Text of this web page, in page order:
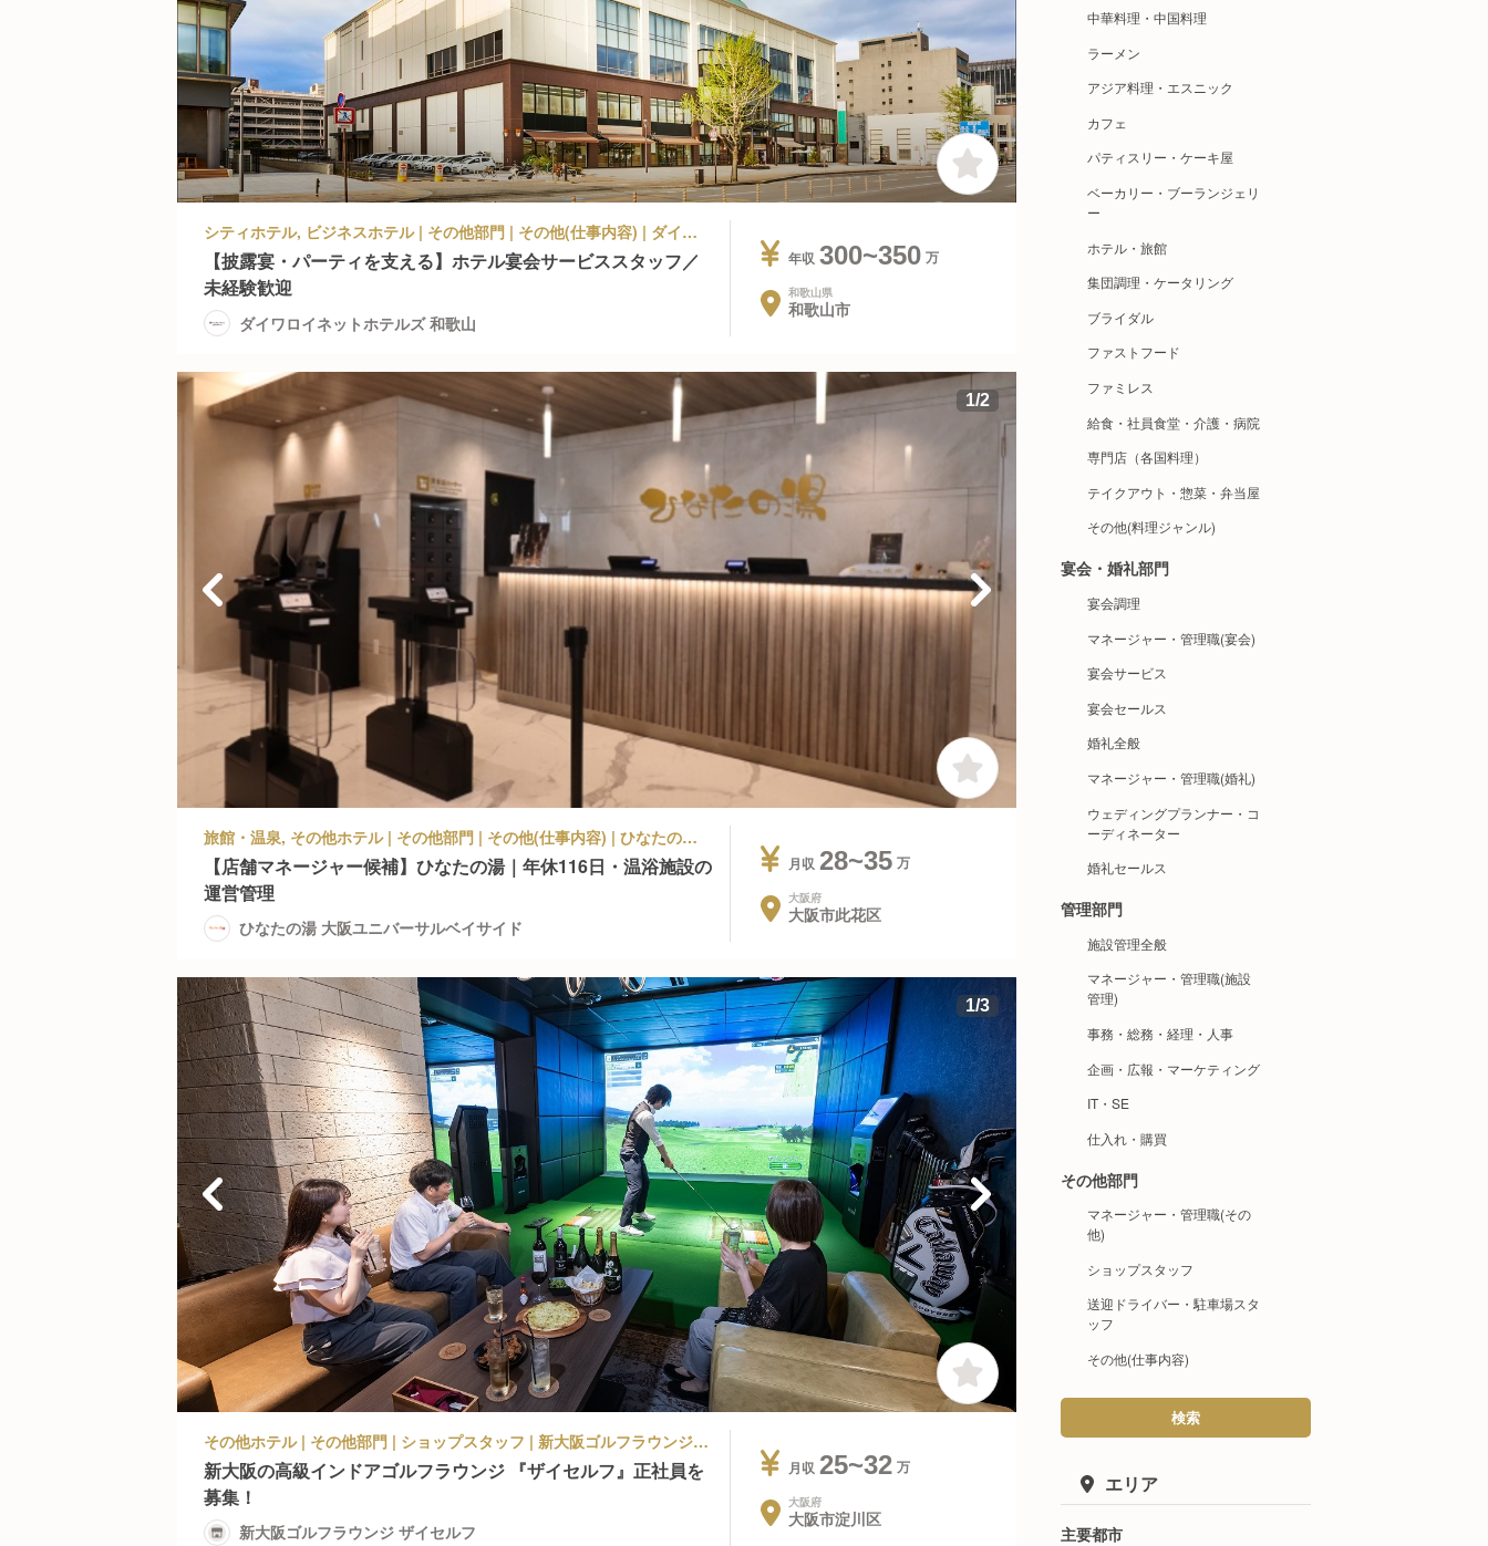
シティホテル, ビジネスホテル | その他部門 | その他(仕事内容) | ダイワロイネットホテルズ 和歌山
【披露宴・パーティを支える】ホテル宴会サービススタッフ／
未経験歓迎
ダイワロイネットホテルズ 和歌山
年収 300~350
和歌山県
和歌山市
1/2
旅館・温泉, その他ホテル | その他部門 | その他(仕事内容) | ひなたの湯 大阪ユニバーサルベイサイド
【店舗マネージャー候補】ひなたの湯｜年休116日・温浴施設の
運営管理
ひなたの湯 大阪ユニバーサルベイサイド
月収 28~35
大阪府
大阪市此花区
1/3
その他ホテル | その他部門 | ショップスタッフ | 新大阪ゴルフラウンジ ザイセルフ
新大阪の高級インドアゴルフラウンジ 『ザイセルフ』正社員を
募集！
新大阪ゴルフラウンジ ザイセルフ
月収 25~32
大阪府
大阪市淀川区
中華料理・中国料理
ラーメン
アジア料理・エスニック
カフェ
パティスリー・ケーキ屋
ベーカリー・ブーランジェリ
ー
ホテル・旅館
集団調理・ケータリング
ブライダル
ファストフード
ファミレス
給食・社員食堂・介護・病院
専門店（各国料理）
テイクアウト・惣菜・弁当屋
その他(料理ジャンル)
宴会・婚礼部門
宴会調理
マネージャー・管理職(宴会)
宴会サービス
宴会セールス
婚礼全般
マネージャー・管理職(婚礼)
ウェディングプランナー・コ
ーディネーター
婚礼セールス
管理部門
施設管理全般
マネージャー・管理職(施設
管理)
事務・総務・経理・人事
企画・広報・マーケティング
IT・SE
仕入れ・購買
その他部門
マネージャー・管理職(その
他)
ショップスタッフ
送迎ドライバー・駐車場スタ
ッフ
その他(仕事内容)
検索
エリア
主要都市